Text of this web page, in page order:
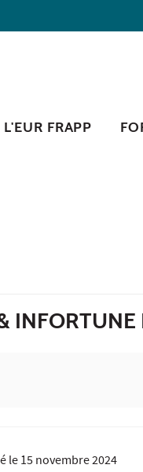
L'EUR FRAPP
le15 novembre 2024